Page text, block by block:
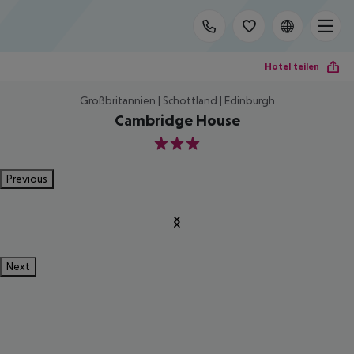
Hotel teilen
Großbritannien | Schottland | Edinburgh
Cambridge House
3
Previous
Next